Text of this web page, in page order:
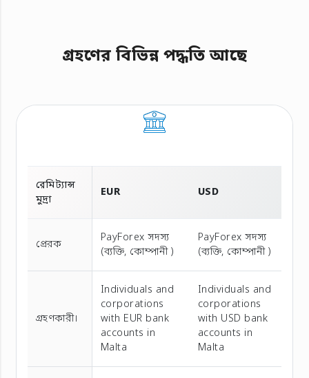
গ্রহণের বিভিন্ন পদ্ধতি আছে
রেমিট্যান্স
মুদ্রা
EUR USD
প্রেরক
PayForex সদস্য
(ব্যক্তি, কোম্পানী )
PayForex সদস্য
(ব্যক্তি, কোম্পানী )
গ্রহণকারী।
Individuals and
corporations
with EUR bank
accounts in
Malta
Individuals and
corporations
with USD bank
accounts in
Malta